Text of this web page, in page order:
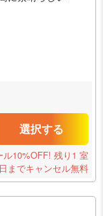
選択する
ル10%OFF! 残り1 室
までキャンセル無料